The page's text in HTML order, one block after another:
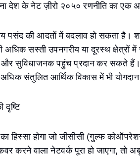
देश के नेट ज़ीरो २०५० रणनीति का एक
पसंद की आदतों में बदलाव हो सकता है।
अधिक सस्ती उपनगरीय या दूरस्थ क्षेत्रों
सुविधाजनक पहुंच प्रदान कर सकते
संतुलित आर्थिक विकास में भी योगदान
दृष्टि
हिस्सा होगा जो जीसीसी (गुल्फ
करने वाला नेटवर्क पूरा हो जाएगा, तो